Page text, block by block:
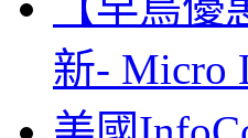
新- Micro